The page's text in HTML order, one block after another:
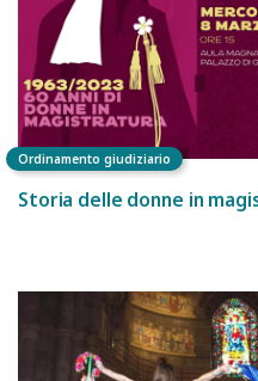
Ordinamento giudiziario
Storia delle donne in